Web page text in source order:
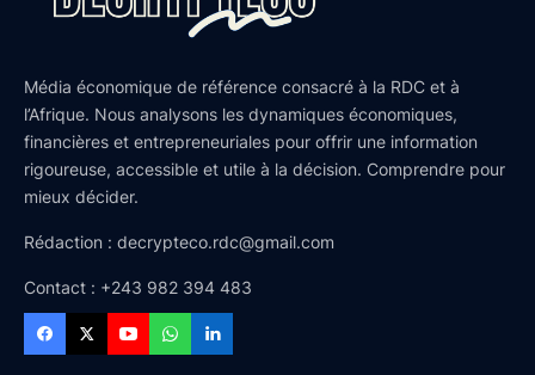
Média économique de référence consacré à la RDC et à
l’Afrique. Nous analysons les dynamiques économiques,
financières et entrepreneuriales pour offrir une information
rigoureuse, accessible et utile à la décision. Comprendre pour
mieux décider.
Rédaction : decrypteco.rdc@gmail.com
Contact : +243 982 394 483